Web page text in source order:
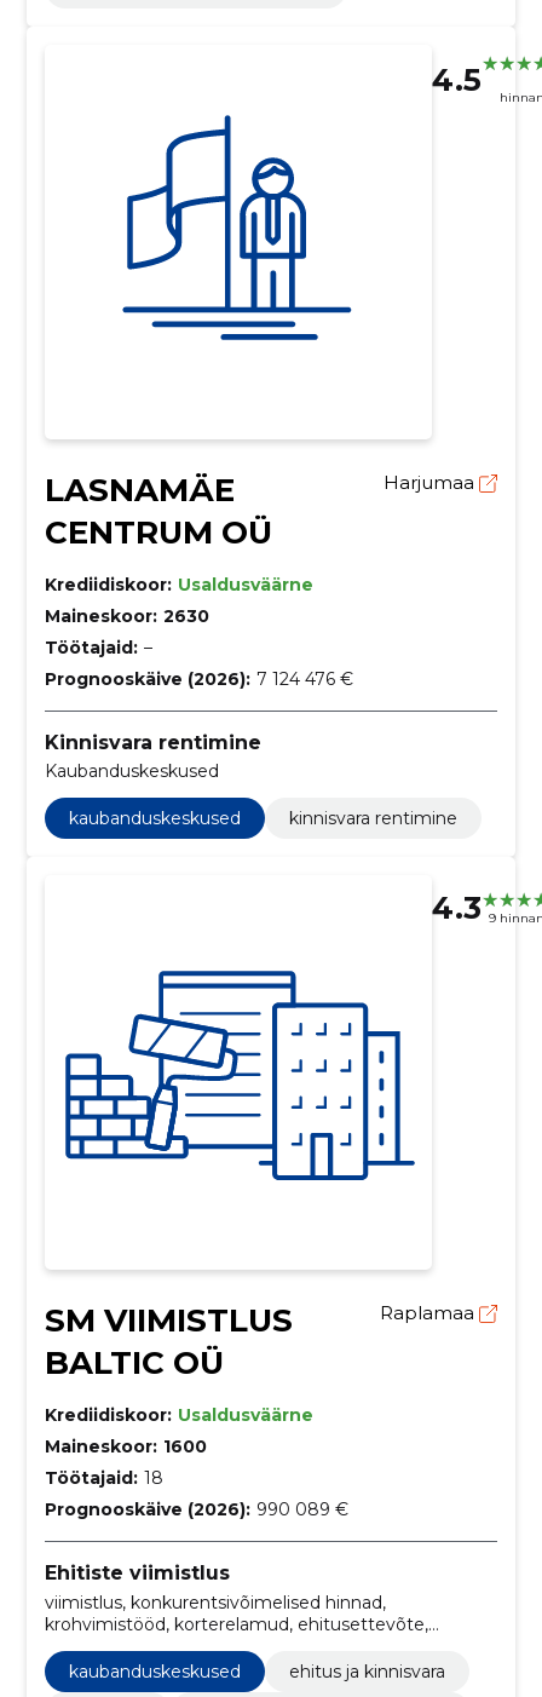
4.5
LASNAMÄE
CENTRUM OÜ
Harjumaa
Krediidiskoor: Usaldusväärne
Maineskoor: 2630
Töötajaid: –
Prognooskäive (2026): 7 124 476 €
Kinnisvara rentimine
Kaubanduskeskused
kaubanduskeskused kinnisvara rentimine
4.3 9
SM VIIMISTLUS
BALTIC OÜ
Raplamaa
Krediidiskoor: Usaldusväärne
Maineskoor: 1600
Töötajaid: 18
Prognooskäive (2026): 990 089 €
Ehitiste viimistlus
viimistlus, konkurentsivõimelised hinnad,
krohvimistööd, korterelamud, ehitusettevõte,
Kaubanduskeskused, täitmine, laohooned,
kvalifitseeritud tööjõud, ehitus ja kinnisvara
kaubanduskeskused ehitus ja kinnisvara